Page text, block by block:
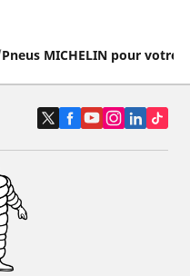
Pneus MICHELIN pour votre